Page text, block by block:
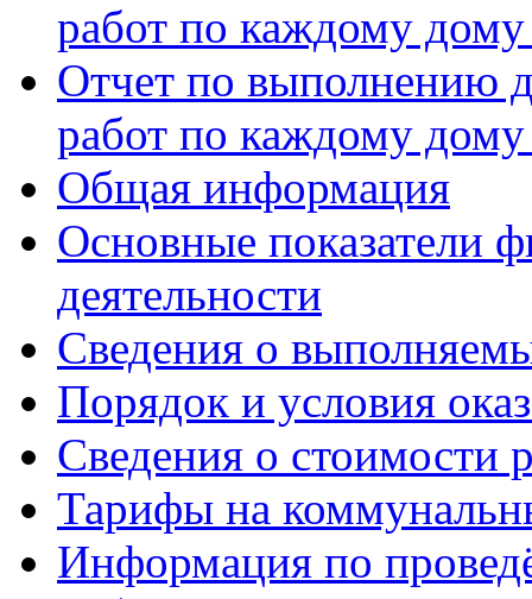
работ по каждому
Отчет по выполнению
работ по каждому
Общая информация
Основные показатели
деятельности
Сведения о
Порядок и условия
Сведения о стоимости
Тарифы на
Информация по